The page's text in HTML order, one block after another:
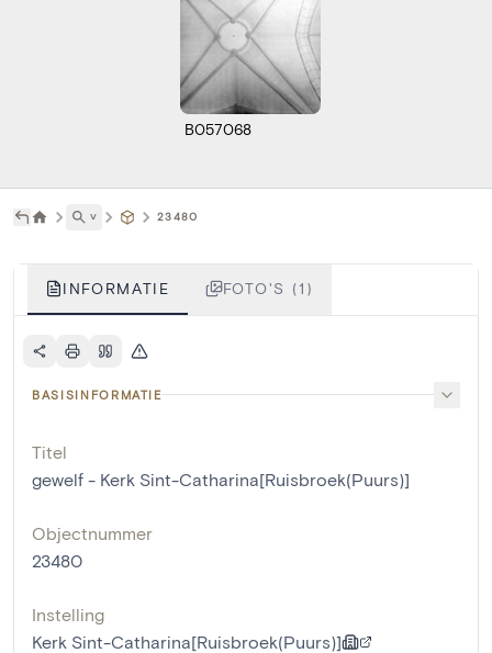
B057068
˅ 23480
INFORMATIE FOTO'S (1)
BASISINFORMATIE
Titel
gewelf - Kerk Sint-Catharina[Ruisbroek(Puurs)]
Objectnummer
23480
Instelling
Kerk Sint-Catharina[Ruisbroek(Puurs)]